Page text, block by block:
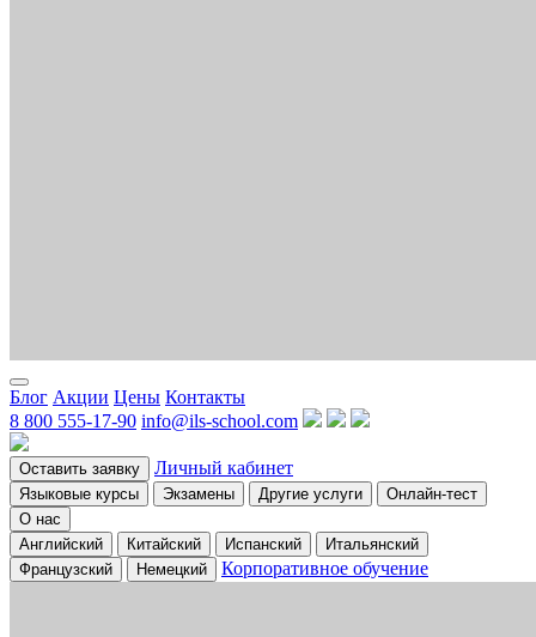
Блог Акции Цены Контакты
8 800 555-17-90 info@ils-school.com
Оставить заявку Личный кабинет
Языковые курсы Экзамены Другие услуги
Онлайн-тест
О нас
Английский
Китайский Испанский
Итальянский
Французский
Немецкий Корпоративное обучение